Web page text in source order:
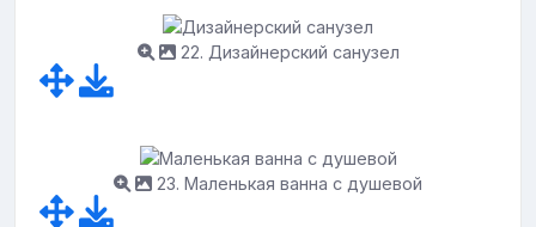
22. Дизайнерский санузел
23. Маленькая ванна с душевой